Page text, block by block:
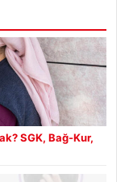
SGK, Bağ-Kur,